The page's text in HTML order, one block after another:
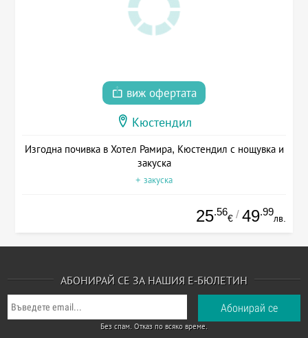
виж офертата
Кюстендил
Изгодна почивка в Хотел Рамира, Кюстендил с нощувка и
закуска
+ закуска
25.56
€ / 49.99
лв.
АБОНИРАЙ СЕ ЗА НАШИЯ Е-БЮЛЕТИН
Без спам. Отказ по всяко време.